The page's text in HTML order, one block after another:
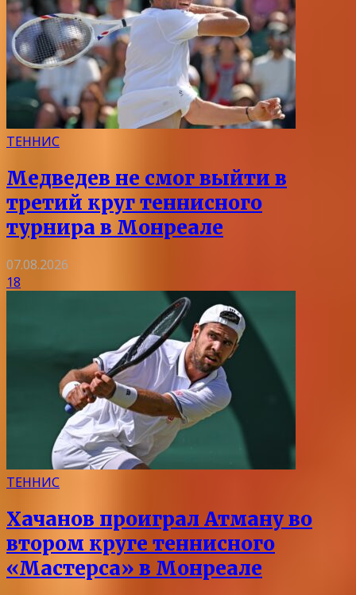
ТЕННИС
Медведев не смог выйти в
третий круг теннисного
турнира в Монреале
07.08.2026
18
ТЕННИС
Хачанов проиграл Атману во
втором круге теннисного
«Мастерса» в Монреале